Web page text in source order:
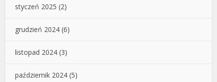
styczeń 2025 (2)
grudzień 2024 (6)
listopad 2024 (3)
październik 2024 (5)